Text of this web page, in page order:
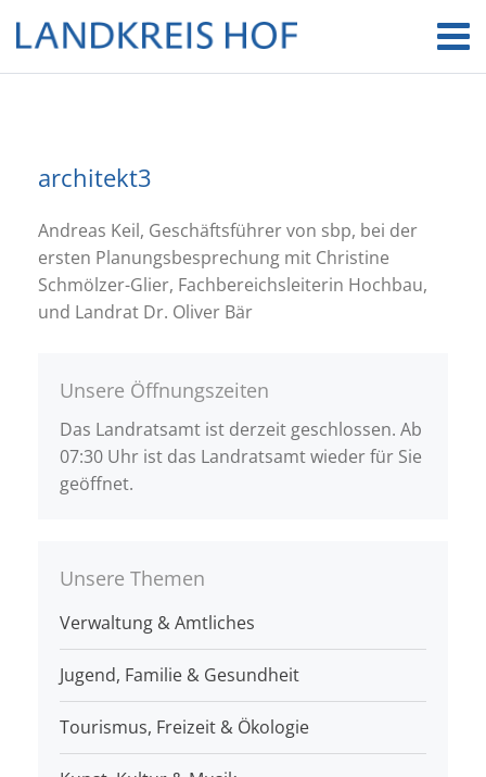
architekt3
Andreas Keil, Geschäftsführer von sbp, bei der
ersten Planungsbesprechung mit Christine
Schmölzer-Glier, Fachbereichsleiterin Hochbau,
und Landrat Dr. Oliver Bär
Unsere Öffnungszeiten
Das Landratsamt ist derzeit geschlossen. Ab
07:30 Uhr ist das Landratsamt wieder für Sie
geöffnet.
Unsere Themen
Verwaltung & Amtliches
Jugend, Familie & Gesundheit
Tourismus, Freizeit & Ökologie